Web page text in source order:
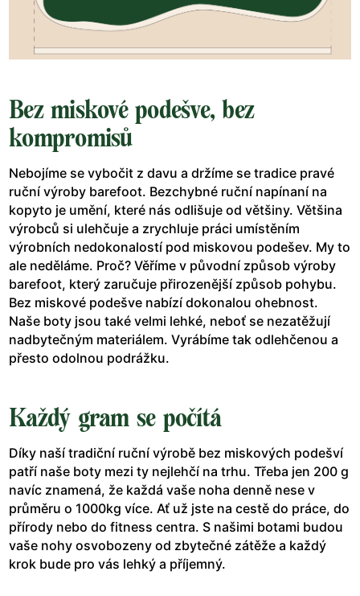
Bez miskové podešve, bez
kompromisů
Nebojíme se vybočit z davu a držíme se tradice pravé
ruční výroby barefoot. Bezchybné ruční napínaní na
kopyto je umění, které nás odlišuje od většiny. Většina
výrobců si ulehčuje a zrychluje práci umístěním
výrobních nedokonalostí pod miskovou podešev. My to
ale neděláme. Proč? Věříme v původní způsob výroby
barefoot, který zaručuje přirozenější způsob pohybu.
Bez miskové podešve nabízí dokonalou ohebnost.
Naše boty jsou také velmi lehké, neboť se nezatěžují
nadbytečným materiálem. Vyrábíme tak odlehčenou a
přesto odolnou podrážku.
Každý gram se počítá
Díky naší tradiční ruční výrobě bez miskových podešví
patří naše boty mezi ty nejlehčí na trhu. Třeba jen 200 g
navíc znamená, že každá vaše noha denně nese v
průměru o 1000kg více. Ať už jste na cestě do práce, do
přírody nebo do fitness centra. S našimi botami budou
vaše nohy osvobozeny od zbytečné zátěže a každý
krok bude pro vás lehký a příjemný.